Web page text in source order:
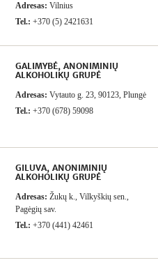
Adresas: Vilnius
Tel.: +370 (5) 2421631
GALIMYBĖ, ANONIMINIŲ
ALKOHOLIKŲ GRUPĖ
Adresas: Vytauto g. 23, 90123, Plungė
Tel.: +370 (678) 59098
GILUVA, ANONIMINIŲ
ALKOHOLIKŲ GRUPĖ
Adresas: Žukų k., Vilkyškių sen.,
Pagėgių sav.
Tel.: +370 (441) 42461